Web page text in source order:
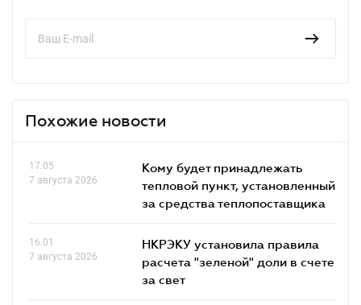
Похожие новости
17.05
7 августа 2026
Кому будет принадлежать
тепловой пункт, установленный
за средства теплопоставщика
16.01
7 августа 2026
НКРЭКУ установила правила
расчета "зеленой" доли в счете
за свет